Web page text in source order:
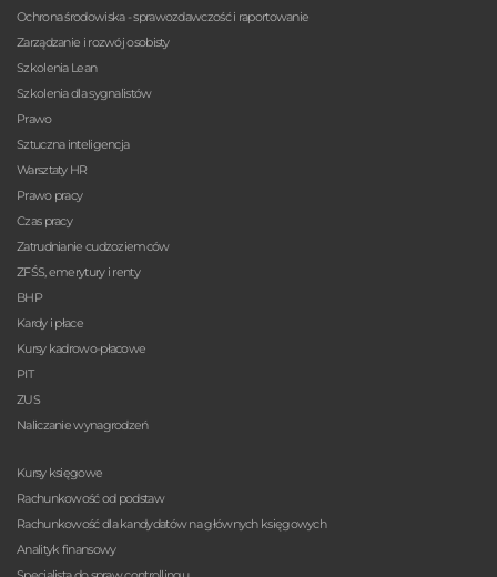
Ochrona środowiska - sprawozdawczość i raportowanie
Zarządzanie i rozwój osobisty
Szkolenia Lean
Szkolenia dla sygnalistów
Prawo
Sztuczna inteligencja
Warsztaty HR
Prawo pracy
Czas pracy
Zatrudnianie cudzoziemców
ZFŚS, emerytury i renty
BHP
Kardy i płace
Kursy kadrowo-płacowe
PIT
ZUS
Naliczanie wynagrodzeń
Kursy księgowe
Rachunkowość od podstaw
Rachunkowość dla kandydatów na głównych księgowych
Analityk finansowy